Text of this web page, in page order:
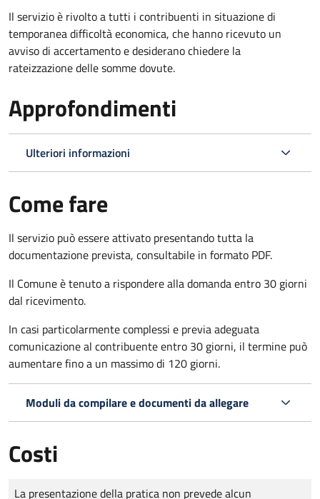
Il servizio è rivolto a tutti i contribuenti in situazione di
temporanea difficoltà economica, che hanno ricevuto un
avviso di accertamento e desiderano chiedere la
rateizzazione delle somme dovute.
Approfondimenti
Ulteriori informazioni
Come fare
Il servizio può essere attivato presentando tutta la
documentazione prevista, consultabile in formato PDF.
Il Comune è tenuto a rispondere alla domanda entro 30 giorni
dal ricevimento.
In casi particolarmente complessi e previa adeguata
comunicazione al contribuente entro 30 giorni, il termine può
aumentare fino a un massimo di 120 giorni.
Moduli da compilare e documenti da allegare
Costi
Tipo di pagamento
Importo
La presentazione della pratica non prevede alcun